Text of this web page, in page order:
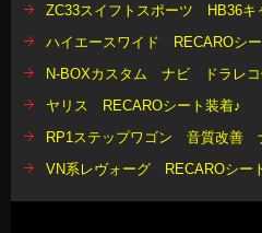
ZC33スイフトスポーツ HB36
ハイエースワイド RECAROシ
N-BOXカスタム ナビ ドラレ
ヤリス RECAROシート装着♪
RP1ステップワゴン 音質改善
VN系レヴォーグ RECAROシー